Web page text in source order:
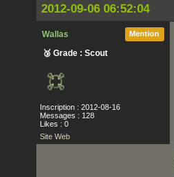
2012-09-06 06:52:04
Mention
Wallas
🥉 Grade : Scout
Inscription : 2012-08-16
Messages : 128
Likes : 0
Site Web